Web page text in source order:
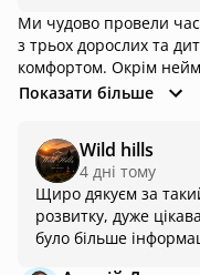
Ми чудово провели
з трьох дорослих та
комфортом. Окрім
одразу відзначаєш
посудомийною
На території є мангал,
ігри для затишних
для збільшення
чудово додати
послугами. У горах
варіанти дозвілля.
Показати більше
Wild hills
4 днi тому
Щиро дякуєм за
розвитку, дуже
було більше